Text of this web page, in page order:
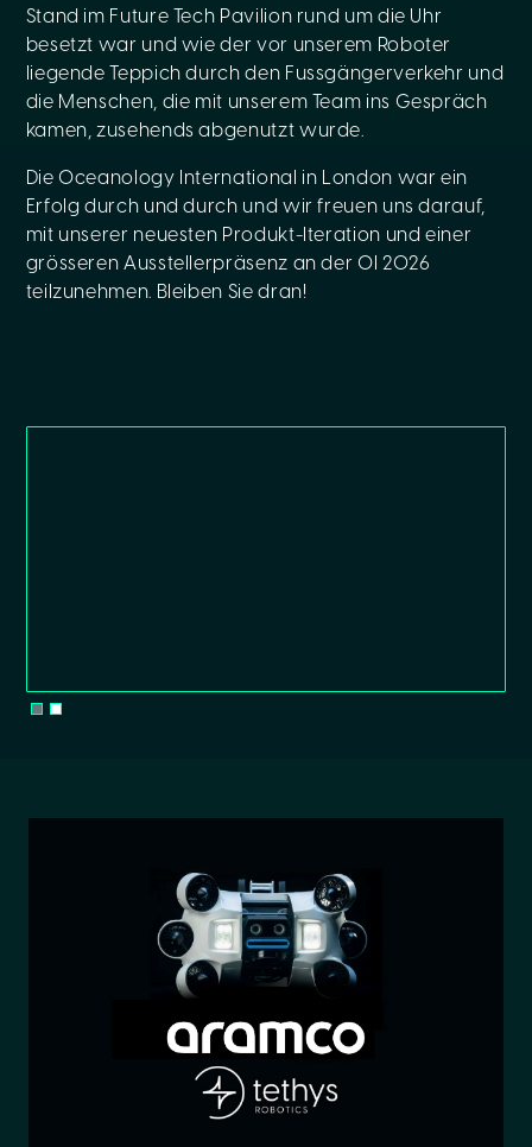
Stand im Future Tech Pavilion rund um die Uhr
besetzt war und wie der vor unserem Roboter
liegende Teppich durch den Fussgängerverkehr und
die Menschen, die mit unserem Team ins Gespräch
kamen, zusehends abgenutzt wurde.
Die Oceanology International in London war ein
Erfolg durch und durch und wir freuen uns darauf,
mit unserer neuesten Produkt-Iteration und einer
grösseren Ausstellerpräsenz an der OI 2026
teilzunehmen. Bleiben Sie dran!
Slide 2 of 2.